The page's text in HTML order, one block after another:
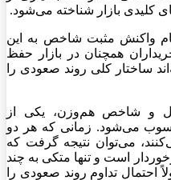
کلیدی بازار شناخته می‌شود.
واکنش مثبت شاخص به این
همچنان در بازار حفظ
ساختار کلی روند صعودی را
و شاخص هم‌وزن، یکی از
می‌شود. زمانی که هر دو
می‌توان نتیجه گرفت که
است و تنها متکی به چند
تداوم روند صعودی را